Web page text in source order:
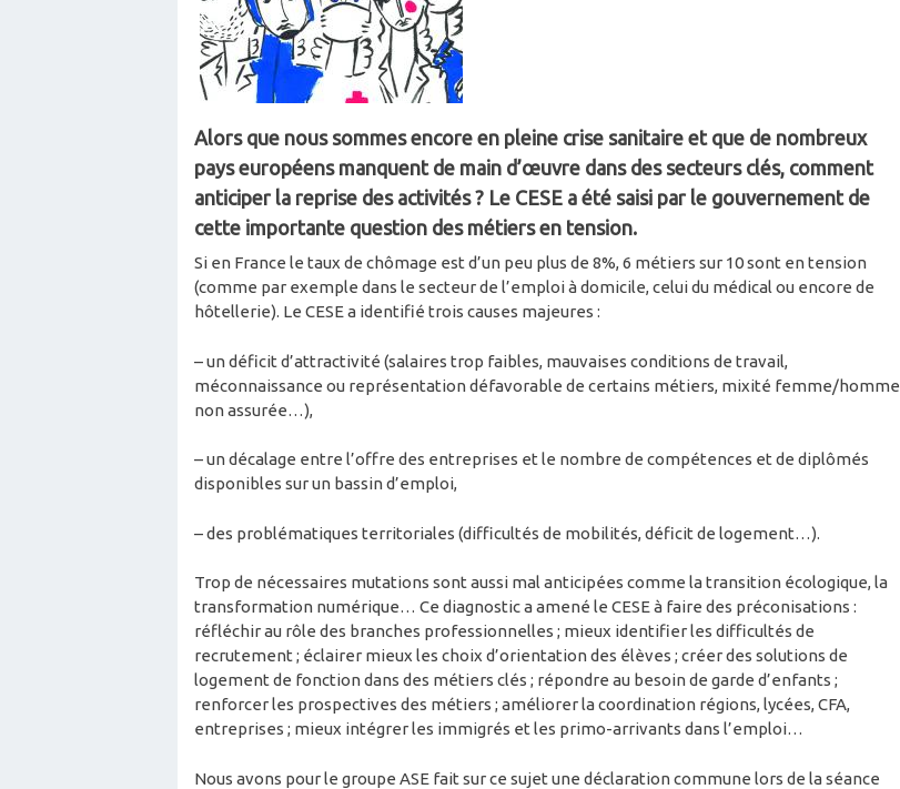
Alors que nous sommes encore en pleine crise sanitaire et que de nombreux
pays européens manquent de main d’œuvre dans des secteurs clés, comment
anticiper la reprise des activités ? Le CESE a été saisi par le gouvernement de
cette importante question des métiers en tension.
Si en France le taux de chômage est d’un peu plus de 8%, 6 métiers sur 10 sont en tension
(comme par exemple dans le secteur de l’emploi à domicile, celui du médical ou encore de
hôtellerie). Le CESE a identifié trois causes majeures :
– un déficit d’attractivité (salaires trop faibles, mauvaises conditions de travail,
méconnaissance ou représentation défavorable de certains métiers, mixité femme/homme
non assurée…),
– un décalage entre l’offre des entreprises et le nombre de compétences et de diplômés
disponibles sur un bassin d’emploi,
– des problématiques territoriales (difficultés de mobilités, déficit de logement…).
Trop de nécessaires mutations sont aussi mal anticipées comme la transition écologique, la
transformation numérique… Ce diagnostic a amené le CESE à faire des préconisations :
réfléchir au rôle des branches professionnelles ; mieux identifier les difficultés de
recrutement ; éclairer mieux les choix d’orientation des élèves ; créer des solutions de
logement de fonction dans des métiers clés ; répondre au besoin de garde d’enfants ;
renforcer les prospectives des métiers ; améliorer la coordination régions, lycées, CFA,
entreprises ; mieux intégrer les immigrés et les primo-arrivants dans l’emploi…
Nous avons pour le groupe ASE fait sur ce sujet une déclaration commune lors de la séance